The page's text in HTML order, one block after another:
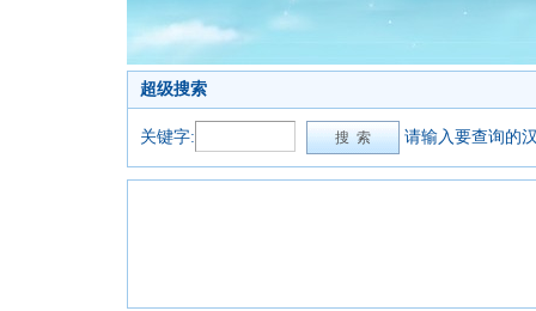
超级搜索
关键字: 请输入要查询的